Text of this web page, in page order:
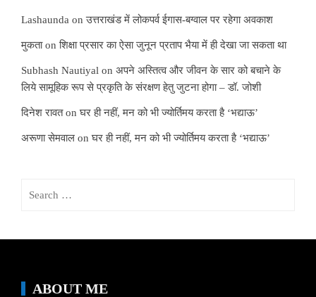
Lashaunda onउत्तराखंड में लोकपर्व ईगास-बग्वाल पर रहेगा अवकाश
मुकताonशिक्षा प्रसार का ऐसा जुनून प्रताप भैया में ही देखा जा सकता था
Subhash Nautiyal on अपने अस्तित्व और जीवन के सार को बचाने के
लिये सामूहिक रूप से प्रकृति के संरक्षण हेतु जुटना होगा – डॉ. जोशी
दिनेश रावतonघर ही नहीं, मन को भी ज्योर्तिमय करता है ‘भद्याऊ’
अरूणा सेमवाल onघर ही नहीं, मन को भी ज्योर्तिमय करता है ‘भद्याऊ’
ABOUT ME